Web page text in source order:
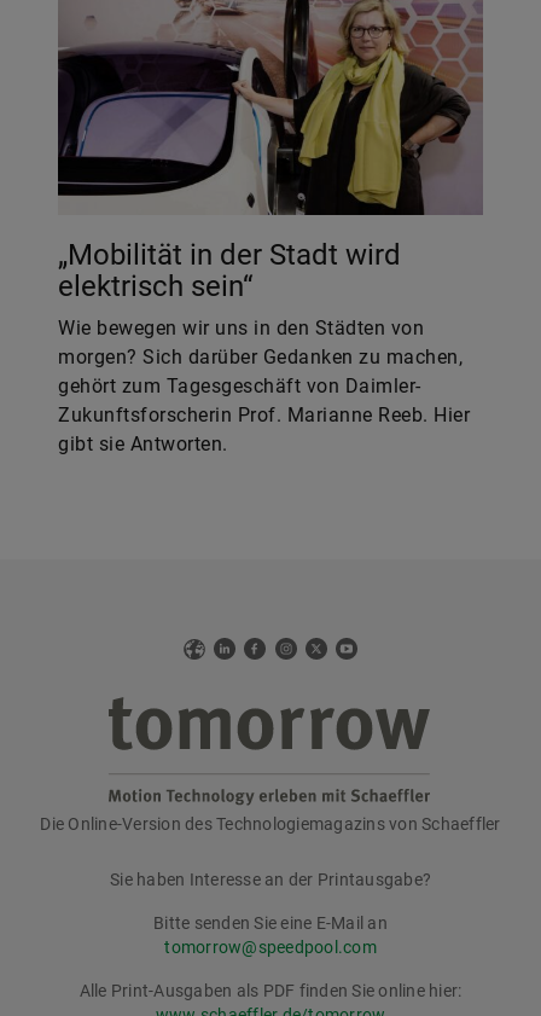
„Mobilität in der Stadt wird
elektrisch sein“
Wie bewegen wir uns in den Städten von
morgen? Sich darüber Gedanken zu machen,
gehört zum Tagesgeschäft von Daimler-
Zukunftsforscherin Prof. Marianne Reeb. Hier
gibt sie Antworten.
WebLinkedIn
Facebook
Instagram
X YouTube
tomorrow
Die Online-Version des Technologiemagazins von Schaeffler
Sie haben Interesse an der Printausgabe?
Bitte senden Sie eine E-Mail an
tomorrow@speedpool.com
Alle Print-Ausgaben als PDF finden Sie online hier: